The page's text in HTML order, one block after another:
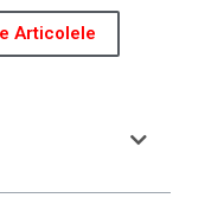
Articolele